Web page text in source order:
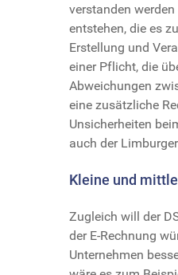
verstanden
entstehen, die es
Erstellung und
einer Pflicht, die
Abweichungen
eine zusätzliche
Unsicherheiten
auch der
Kleine und
Zugleich will der
der E-Rechnung
Unternehmen